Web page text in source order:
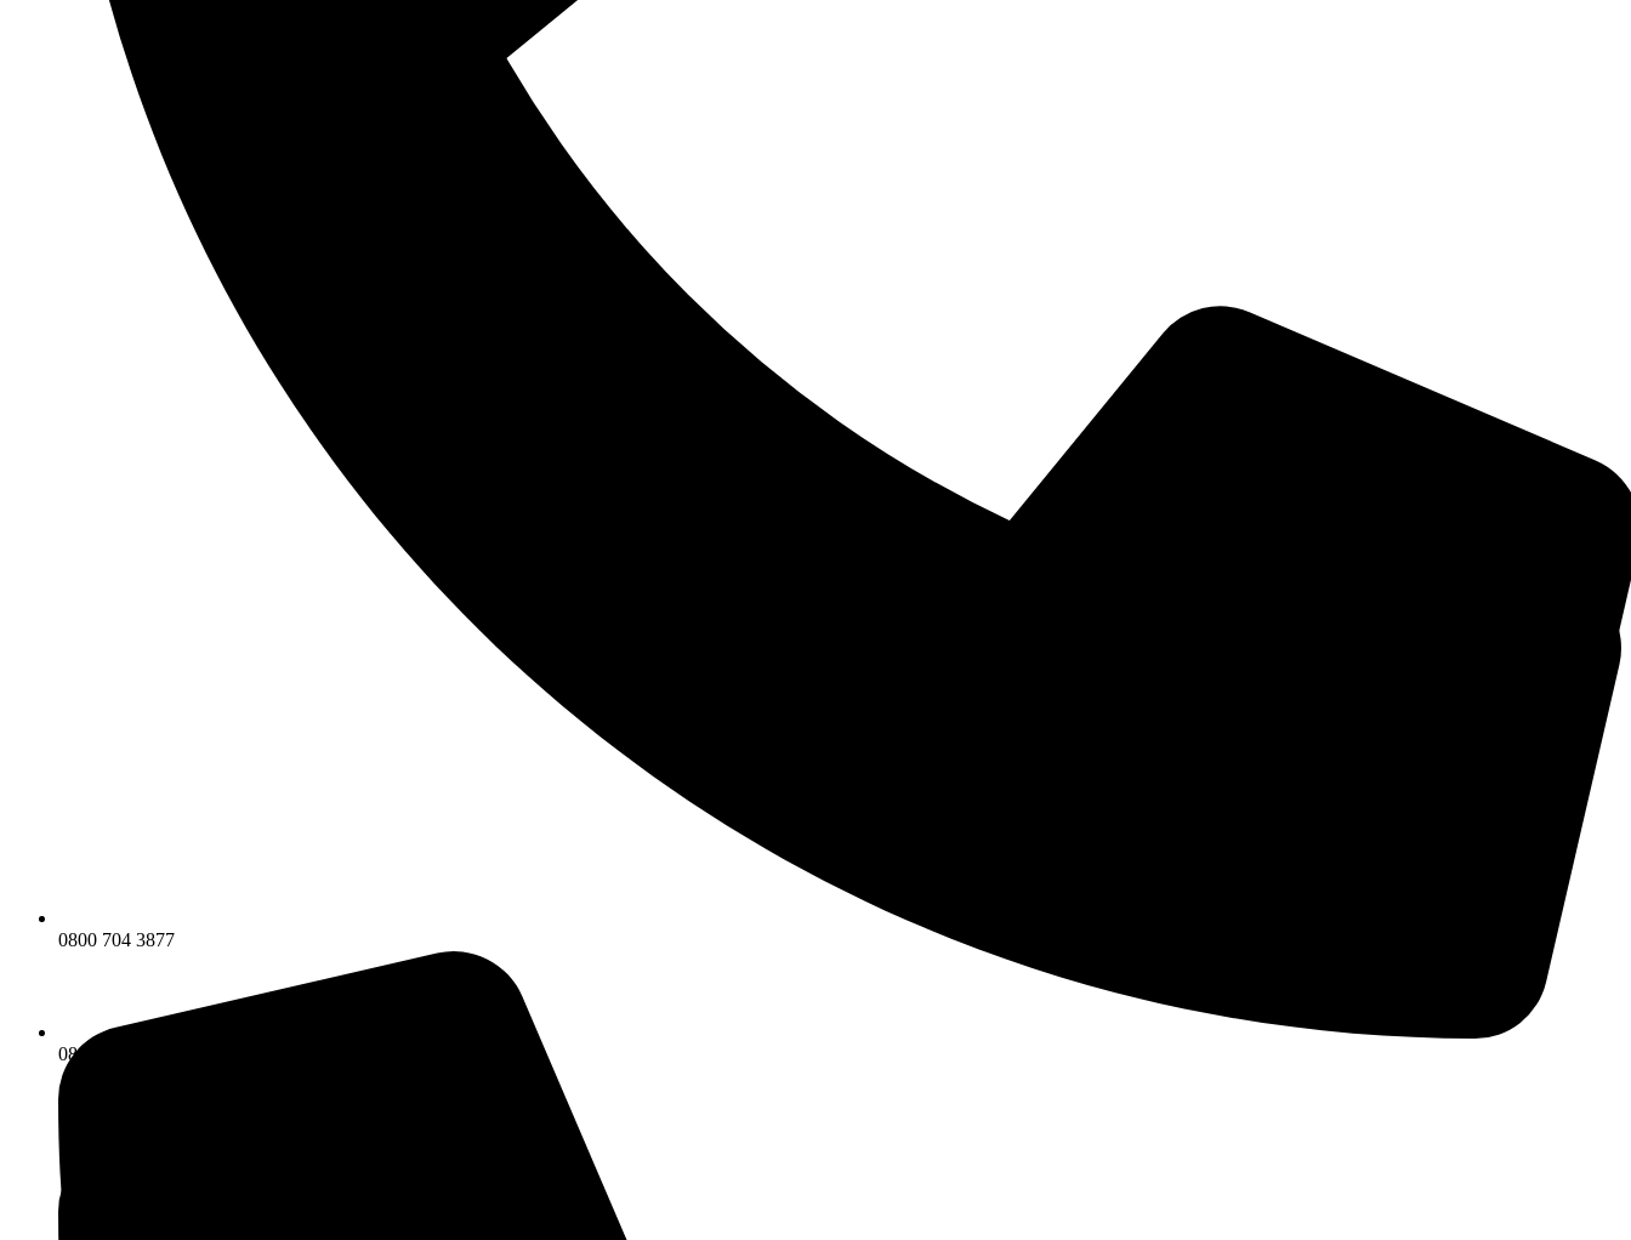
0800 704 3877
0800 704 3877